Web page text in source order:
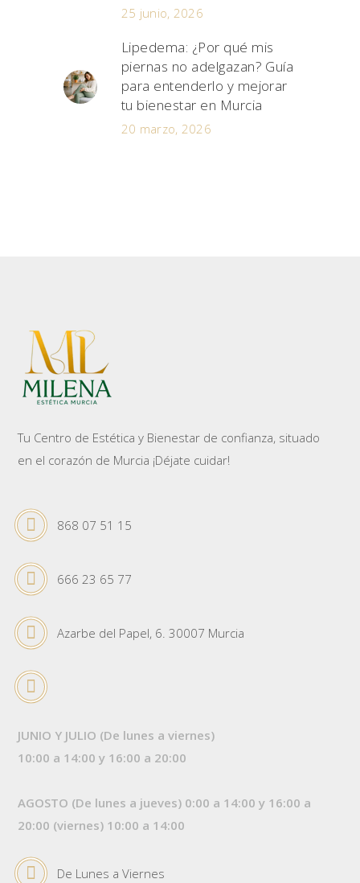
25 junio, 2026
Lipedema: ¿Por qué mis
piernas no adelgazan? Guía
para entenderlo y mejorar
tu bienestar en Murcia
20 marzo, 2026
Tu Centro de Estética y Bienestar de confianza, situado
en el corazón de Murcia ¡Déjate cuidar!
868 07 51 15
666 23 65 77
Azarbe del Papel, 6. 30007 Murcia
JUNIO Y JULIO (De lunes a viernes)
10:00 a 14:00 y 16:00 a 20:00
AGOSTO (De lunes a jueves) 0:00 a 14:00 y 16:00 a
20:00 (viernes) 10:00 a 14:00
De Lunes a Viernes